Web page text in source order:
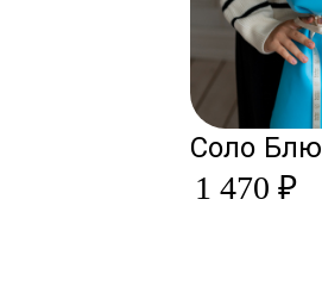
Соло Блю
1 470 ₽